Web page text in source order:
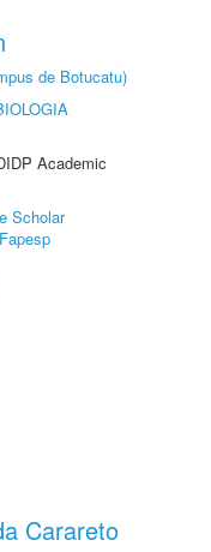
de Botucatu)
Academic
Scholar
Fapesp
Carareto